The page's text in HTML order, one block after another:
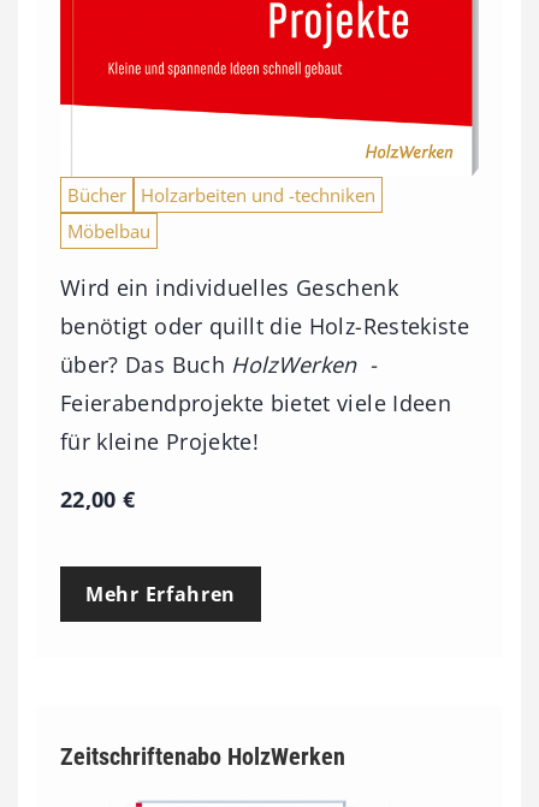
Bücher
Holzarbeiten und -techniken
Möbelbau
Wird ein individuelles Geschenk
benötigt oder quillt die Holz-Restekiste
über? Das Buch HolzWerken -
Feierabendprojekte bietet viele Ideen
für kleine Projekte!
22,00€
Mehr Erfahren
Zeitschriftenabo HolzWerken